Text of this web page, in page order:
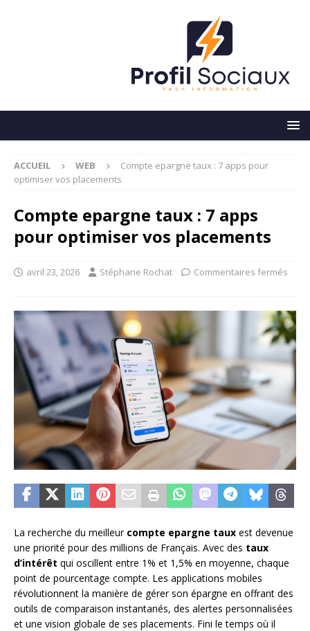
ACCUEIL WEB
Compte epargne taux : 7 apps pour
optimiser vos placements
Compte epargne taux : 7 apps
pour optimiser vos placements
avril 23, 2026 Stéphane Rochat Commentaires fermés
La recherche du meilleur compte epargne taux est devenue
une priorité pour des millions de Français. Avec des taux
d’intérêt qui oscillent entre 1% et 1,5% en moyenne, chaque
point de pourcentage compte. Les applications mobiles
révolutionnent la manière de gérer son épargne en offrant des
outils de comparaison instantanés, des alertes personnalisées
et une vision globale de ses placements. Fini le temps où il